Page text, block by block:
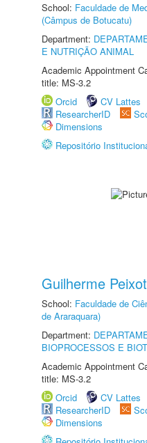
School: Faculdade de
(Câmpus de Botucatu)
Department:
E NUTRIÇÃO ANIMAL
Academic Appointment
title: MS-3.2
Orcid
CV Lattes
ResearcherID
Dimensions
Repositório
Guilherme
School: Faculdade de
de Araraquara)
Department:
BIOPROCESSOS E
Academic Appointment
title: MS-3.2
Orcid
CV Lattes
ResearcherID
Dimensions